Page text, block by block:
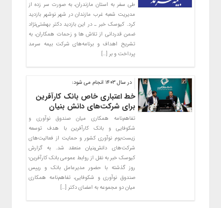
طی سفر به استان مازندران، به صورت سر زده از
مدیریت شعبه غرب مازندان در شهر نوشهر بازدید
کرد. کیوسک خبر ـ در این بازدید دکتر بهشتی‌نژاد
ضمن قدردانی از تلاش ها و زحمات همکاران، به
تشریح اهداف و برنامه‌های شرکت بیمه سرمد
پرداخت و بر […]
در سال ۱۴۰۳ انجام می شود:
خط اعتباری خاص بانک کارآفرین
برای شرکت‌های دانش بنیان
تفاهم‌نامه همکاری میان صندوق نوآوری و
شکوفایی و بانک کارآفرین با هدف توسعه
زیست‌بوم نوآوری کشور و حمایت از فعالیت‌های
شرکت‌های دانش‌بنیان منعقد شد. به گزارش
کیوسک خبر به نقل از روابط عمومی بانک کارآفرین؛
روز گذشته با حضور مدیرعامل بانک و رییس
صندوق نوآوری و شکوفایی، تفاهم‌نامه همکاری
میان دو مجموعه به امضای دکتر […]